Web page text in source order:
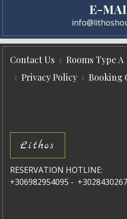
E-
Contact Us Rooms Type A
Privacy Policy
Booking
Lithos
RESERVATION HOTLINE:
+306982954095 -